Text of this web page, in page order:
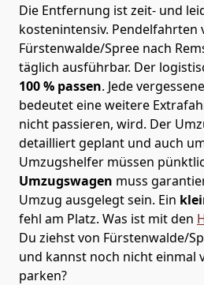
Die Entfernung ist zeit- und
kostenintensiv. Pendelfahrten
Fürstenwalde/Spree nach
täglich ausführbar. Der
100 % passen. Jede
bedeutet eine weitere
nicht passieren, wird. Der
detailliert geplant und auch
Umzugshelfer müssen
Umzugswagen muss
Umzug ausgelegt sein. Ein
fehl am Platz. Was ist mit den
Du ziehst von Fürstenwalde/
und kannst noch nicht einmal
parken?